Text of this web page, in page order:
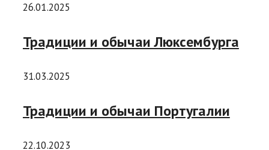
26.01.2025
Традиции и обычаи Люксембурга
31.03.2025
Традиции и обычаи Португалии
22.10.2023